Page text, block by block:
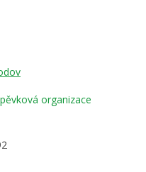
organizace